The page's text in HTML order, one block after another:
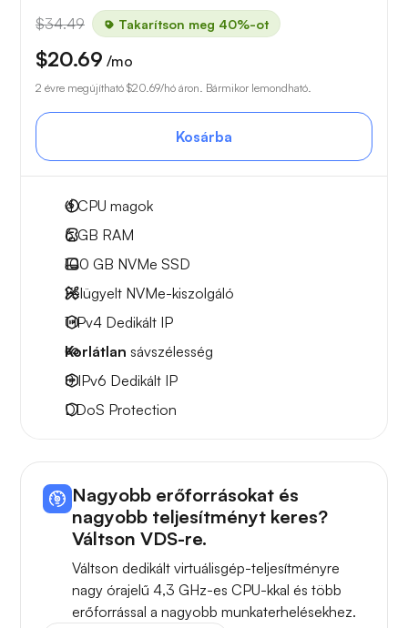
$34.49 Takarítson meg 40%-ot
$20.69 /mo
2 évre megújítható $20.69/hó áron. Bármikor lemondható.
Kosárba
4CPU magok
6 GB RAM
100 GB NVMe SSD
Felügyelt NVMe-kiszolgáló
1 IPv4 Dedikált IP
Korlátlan sávszélesség
8 IPv6 Dedikált IP
DDoS Protection
Nagyobb erőforrásokat és
nagyobb teljesítményt keres?
Váltson VDS-re.
Váltson dedikált virtuálisgép-teljesítményre
nagy órajelű 4,3 GHz-es CPU-kkal és több
erőforrással a nagyobb munkaterhelésekhez.